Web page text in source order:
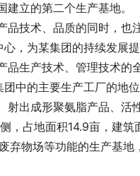
立的第二个生产基地。
，为某集团的持续发展
中的主要生产工厂的地位
出成形聚氨脂产品、活
物场等功能的生产基地